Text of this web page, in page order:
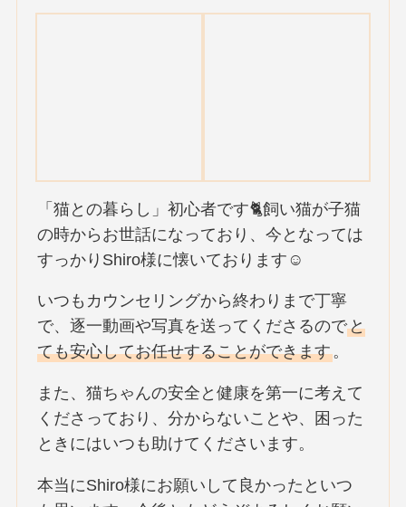
「猫との暮らし」初心者です🐈飼い猫が子猫
の時からお世話になっており、今となっては
すっかりShiro様に懐いております☺️
いつもカウンセリングから終わりまで丁寧
で、逐一動画や写真を送ってくださるのでと
ても安心してお任せすることができます。
また、猫ちゃんの安全と健康を第一に考えて
くださっており、分からないことや、困った
ときにはいつも助けてくださいます。
本当にShiro様にお願いして良かったといつ